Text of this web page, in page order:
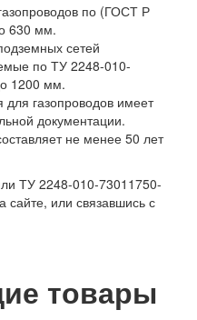
по (ГОСТ Р
630 мм.
сетей
по ТУ 2248-010-
1200 мм.
газопроводов имеет
документации.
не менее 50 лет
ТУ 2248-010-73011750-
сайте, или связавшись с
товары